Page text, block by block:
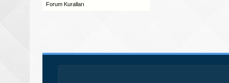
Forum Kuralları